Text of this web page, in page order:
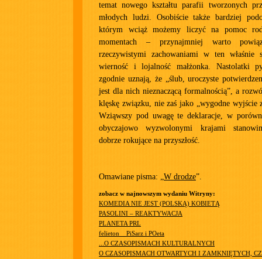
temat nowego kształtu parafii tworzonych
młodych ludzi. Osobiście także bardziej
którym wciąż możemy liczyć na pomoc
momentach – przynajmniej warto
rzeczywistymi zachowaniami w ten właśnie
wierność i lojalność małżonka. Nastolatki
zgodnie uznają, że „ślub, uroczyste
jest dla nich nieznaczącą formalnością”, a
klęskę związku, nie zaś jako „wygodne wyjście
Wziąwszy pod uwagę te deklaracje, w
obyczajowo wyzwolonymi krajami
dobrze rokujące na przyszłość.
Omawiane pisma: „W drodze”.
zobacz w najnowszym wydaniu Witryny:
KOMEDIA NIE JEST (POLSKĄ) KOBIETĄ
PASOLINI – REAKTYWACJA
PLANETA PRL
felieton__PiSarz i POeta
...O CZASOPISMACH KULTURALNYCH
O CZASOPISMACH OTWARTYCH I ZAMKNIĘTYCH,